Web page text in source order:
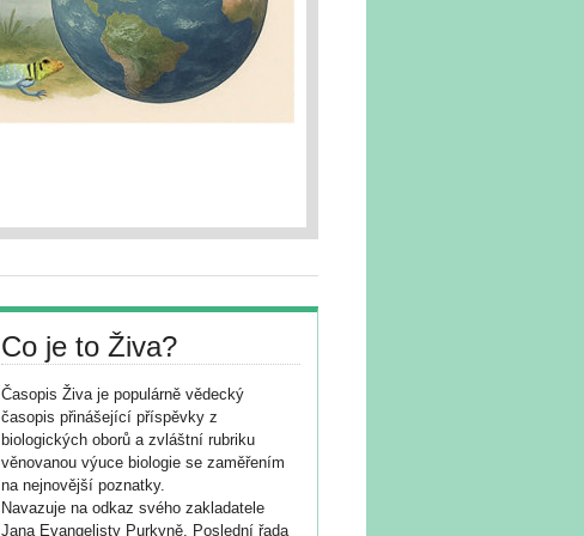
Co je to Živa?
Časopis Živa je populárně vědecký
časopis přinášející příspěvky z
biologických oborů a zvláštní rubriku
věnovanou výuce biologie se zaměřením
na nejnovější poznatky.
Navazuje na odkaz svého zakladatele
Jana Evangelisty Purkyně. Poslední řada